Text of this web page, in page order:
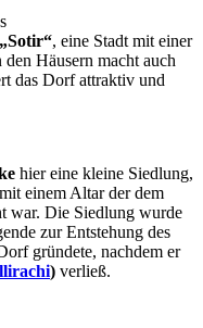
„Sotir“, eine Stadt mit einer
Häusern macht auch
das Dorf attraktiv und
hier eine kleine Siedlung,
einem Altar der dem
war. Die Siedlung wurde
zur Entstehung des
gründete, nachdem er
) verließ.